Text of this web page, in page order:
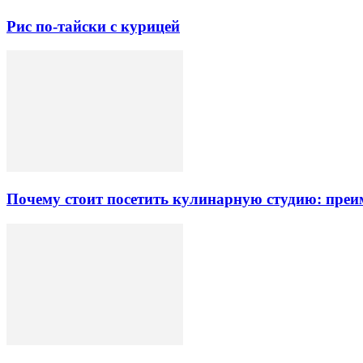
Рис по-тайски с курицей
Почему стоит посетить кулинарную студию: